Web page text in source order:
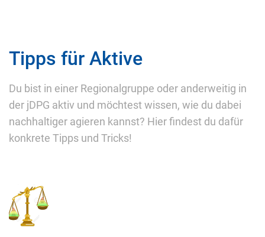
Tipps für Aktive
Du bist in einer Regionalgruppe oder anderweitig in
der jDPG aktiv und möchtest wissen, wie du dabei
nachhaltiger agieren kannst? Hier findest du dafür
konkrete Tipps und Tricks!